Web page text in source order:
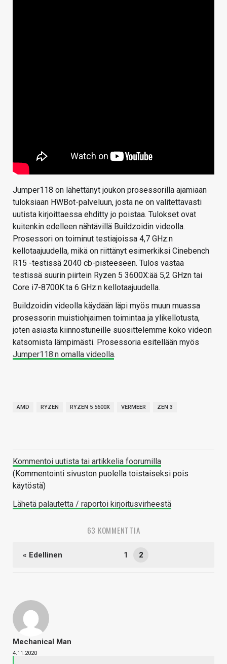
Jumper118 on lähettänyt joukon prosessorilla ajamiaan
tuloksiaan HWBot-palveluun, josta ne on valitettavasti
uutista kirjoittaessa ehditty jo poistaa. Tulokset ovat
kuitenkin edelleen nähtävillä Buildzoidin videolla.
Prosessori on toiminut testiajoissa 4,7 GHz:n
kellotaajuudella, mikä on riittänyt esimerkiksi Cinebench
R15 -testissä 2040 cb-pisteeseen. Tulos vastaa
testissä suurin piirtein Ryzen 5 3600X:ää 5,2 GHzn tai
Core i7-8700K:ta 6 GHz:n kellotaajuudella.
Buildzoidin videolla käydään läpi myös muun muassa
prosessorin muistiohjaimen toimintaa ja ylikellotusta,
joten asiasta kiinnostuneille suosittelemme koko videon
katsomista lämpimästi. Prosessoria esitellään myös
Jumper118:n omalla videolla.
AMD RYZEN RYZEN 5 5600X VERMEER ZEN 3
Kommentoi uutista tai artikkelia foorumilla
(Kommentointi sivuston puolella toistaiseksi pois
käytöstä)
Lähetä palautetta / raportoi kirjoitusvirheestä
63 KOMMENTTIA
« Edellinen 1 2
Mechanical Man
4.11.2020